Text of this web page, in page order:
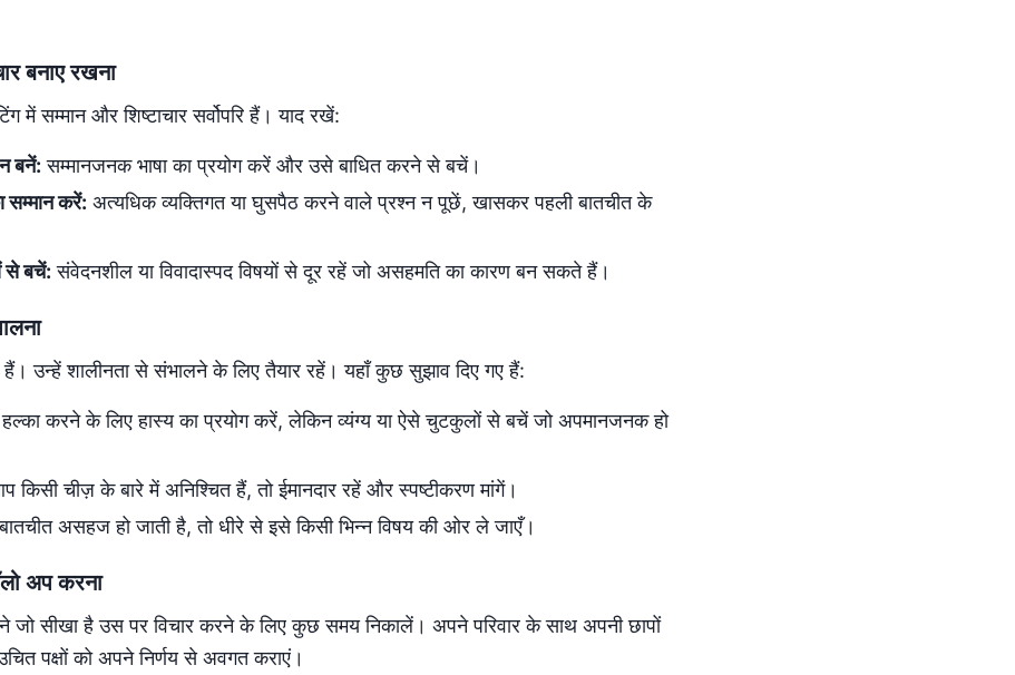
बनाए रखना
में सम्मान और शिष्टाचार सर्वोपरि हैं। याद रखें:
बनें: सम्मानजनक भाषा का प्रयोग करें और उसे बाधित करने से बचें।
सम्मान करें: अत्यधिक व्यक्तिगत या घुसपैठ करने वाले प्रश्न न पूछें, खासकर पहली बातचीत के
से बचें: संवेदनशील या विवादास्पद विषयों से दूर रहें जो असहमति का कारण बन सकते हैं।
हैं। उन्हें शालीनता से संभालने के लिए तैयार रहें। यहाँ कुछ सुझाव दिए गए हैं:
हल्का करने के लिए हास्य का प्रयोग करें, लेकिन व्यंग्य या ऐसे चुटकुलों से बचें जो अपमानजनक हो
किसी चीज़ के बारे में अनिश्चित हैं, तो ईमानदार रहें और स्पष्टीकरण मांगें।
असहज हो जाती है, तो धीरे से इसे किसी भिन्न विषय की ओर ले जाएँ।
अप करना
जो सीखा है उस पर विचार करने के लिए कुछ समय निकालें। अपने परिवार के साथ अपनी छापों
पक्षों को अपने निर्णय से अवगत कराएं।